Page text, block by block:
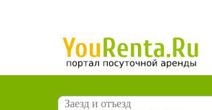
Заезд и отъезд